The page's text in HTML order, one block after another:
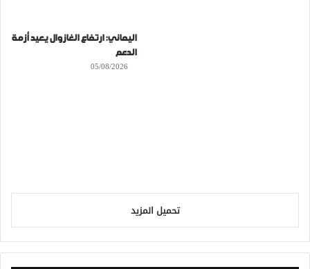
اليماني: ارتفاع الغازوال يعيد أزمة
الدعم
05/08/2026
تحميل المزيد